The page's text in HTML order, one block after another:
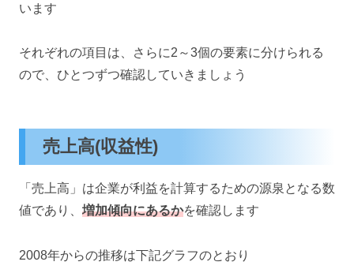
います
それぞれの項目は、さらに2～3個の要素に分けられる
ので、ひとつずつ確認していきましょう
売上高(収益性)
「売上高」は企業が利益を計算するための源泉となる数
値であり、 増加傾向にあるかを確認します
2008年からの推移は下記グラフのとおり